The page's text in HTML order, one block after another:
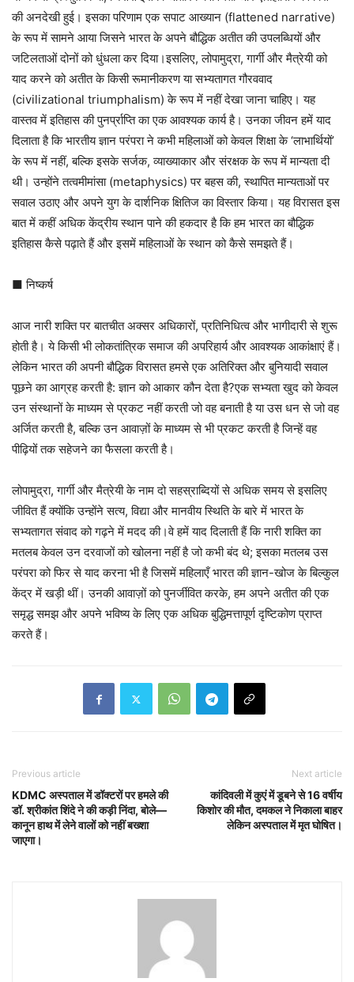
की अनदेखी हुई। इसका परिणाम एक सपाट आख्यान (flattened narrative)
के रूप में सामने आया जिसने भारत के अपने बौद्धिक अतीत की उपलब्धियों और
जटिलताओं दोनों को धुंधला कर दिया।इसलिए, लोपामुद्रा, गार्गी और मैत्रेयी को
याद करने को अतीत के किसी रूमानीकरण या सभ्यतागत गौरववाद
(civilizational triumphalism) के रूप में नहीं देखा जाना चाहिए। यह
वास्तव में इतिहास की पुनर्प्राप्ति का एक आवश्यक कार्य है। उनका जीवन हमें याद
दिलाता है कि भारतीय ज्ञान परंपरा ने कभी महिलाओं को केवल शिक्षा के ‘लाभार्थियों’
के रूप में नहीं, बल्कि इसके सर्जक, व्याख्याकार और संरक्षक के रूप में मान्यता दी
थी। उन्होंने तत्वमीमांसा (metaphysics) पर बहस की, स्थापित मान्यताओं पर
सवाल उठाए और अपने युग के दार्शनिक क्षितिज का विस्तार किया। यह विरासत इस
बात में कहीं अधिक केंद्रीय स्थान पाने की हकदार है कि हम भारत का बौद्धिक
इतिहास कैसे पढ़ाते हैं और इसमें महिलाओं के स्थान को कैसे समझते हैं।
■ निष्कर्ष
आज नारी शक्ति पर बातचीत अक्सर अधिकारों, प्रतिनिधित्व और भागीदारी से शुरू
होती है। ये किसी भी लोकतांत्रिक समाज की अपरिहार्य और आवश्यक आकांक्षाएं हैं।
लेकिन भारत की अपनी बौद्धिक विरासत हमसे एक अतिरिक्त और बुनियादी सवाल
पूछने का आग्रह करती है: ज्ञान को आकार कौन देता है?एक सभ्यता खुद को केवल
उन संस्थानों के माध्यम से प्रकट नहीं करती जो वह बनाती है या उस धन से जो वह
अर्जित करती है, बल्कि उन आवाज़ों के माध्यम से भी प्रकट करती है जिन्हें वह
पीढ़ियों तक सहेजने का फैसला करती है।
लोपामुद्रा, गार्गी और मैत्रेयी के नाम दो सहस्राब्दियों से अधिक समय से इसलिए
जीवित हैं क्योंकि उन्होंने सत्य, विद्या और मानवीय स्थिति के बारे में भारत के
सभ्यतागत संवाद को गढ़ने में मदद की।वे हमें याद दिलाती हैं कि नारी शक्ति का
मतलब केवल उन दरवाजों को खोलना नहीं है जो कभी बंद थे; इसका मतलब उस
परंपरा को फिर से याद करना भी है जिसमें महिलाएँ भारत की ज्ञान-खोज के बिल्कुल
केंद्र में खड़ी थीं। उनकी आवाज़ों को पुनर्जीवित करके, हम अपने अतीत की एक
समृद्ध समझ और अपने भविष्य के लिए एक अधिक बुद्धिमत्तापूर्ण दृष्टिकोण प्राप्त
करते हैं।
Previous article
KDMC अस्पताल में डॉक्टरों पर हमले की
डॉ. श्रीकांत शिंदे ने की कड़ी निंदा, बोले—
कानून हाथ में लेने वालों को नहीं बख्शा
जाएगा।
Next article
कांदिवली में कुएं में डूबने से 16 वर्षीय
किशोर की मौत, दमकल ने निकाला बाहर
लेकिन अस्पताल में मृत घोषित।